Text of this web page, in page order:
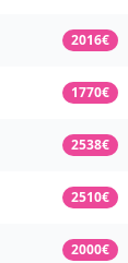
2016€
1770€
2538€
2510€
2000€